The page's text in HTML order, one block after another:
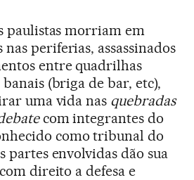
paulistas morriam em
periferias, assassinados
entre quadrilhas
(briga de bar, etc),
uma vida nas quebradas
com integrantes do
como tribunal do
partes envolvidas dão sua
direito a defesa e